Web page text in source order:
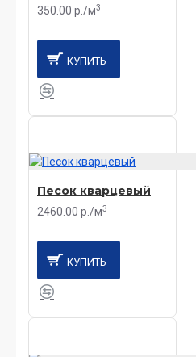
350.00 р./м3
КУПИТЬ
Песок кварцевый
2460.00 р./м3
КУПИТЬ